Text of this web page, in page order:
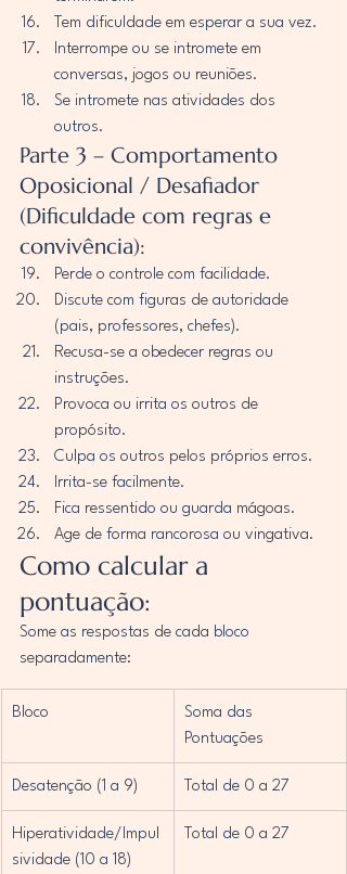
Tem dificuldade em esperar a sua vez.
Interrompe ou se intromete em
conversas, jogos ou reuniões.
Se intromete nas atividades dos
outros.
Parte 3 – Comportamento
Oposicional / Desafiador
(Dificuldade com regras e
convivência):
Perde o controle com facilidade.
Discute com figuras de autoridade
(pais, professores, chefes).
Recusa-se a obedecer regras ou
instruções.
Provoca ou irrita os outros de
propósito.
Culpa os outros pelos próprios erros.
Irrita-se facilmente.
Fica ressentido ou guarda mágoas.
Age de forma rancorosa ou vingativa.
Como calcular a
pontuação:
Some as respostas de cada bloco
separadamente:
Bloco
Soma das
Pontuações
Desatenção (1 a 9) Total de 0 a 27
Hiperatividade/Impul
sividade (10 a 18)
Total de 0 a 27